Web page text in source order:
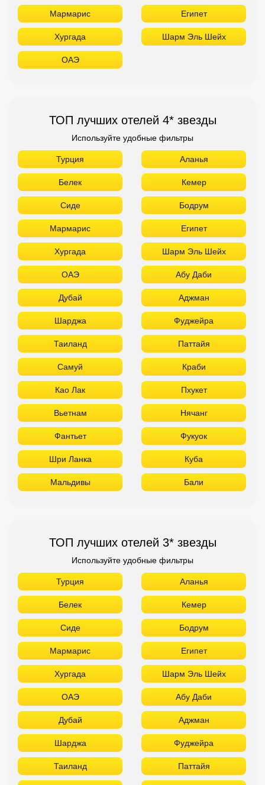
Мармарис Египет
Хургада Шарм Эль Шейх
ОАЭ
ТОП лучших отелей 4* звезды
Используйте удобные фильтры
Турция Аланья
Белек Кемер
Сиде Бодрум
Мармарис Египет
Хургада Шарм Эль Шейх
ОАЭ Абу Даби
Дубай Аджман
Шарджа Фуджейра
Таиланд Паттайя
Самуй Краби
Као Лак Пхукет
Вьетнам Нячанг
Фантьет Фукуок
Шри Ланка Куба
Мальдивы Бали
ТОП лучших отелей 3* звезды
Используйте удобные фильтры
Турция Аланья
Белек Кемер
Сиде Бодрум
Мармарис Египет
Хургада Шарм Эль Шейх
ОАЭ Абу Даби
Дубай Аджман
Шарджа Фуджейра
Таиланд Паттайя